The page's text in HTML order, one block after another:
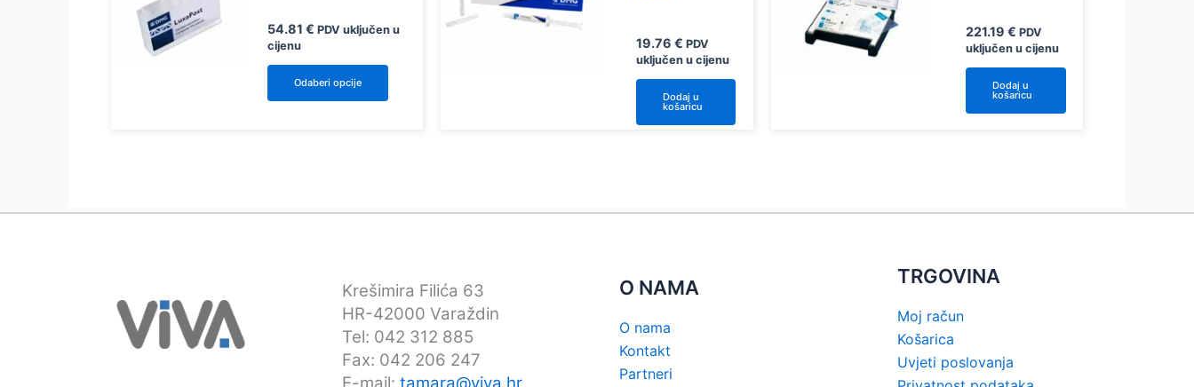
54.81 € PDV uključen u
cijenu
Odaberi opcije
Ovaj
se
stranici
proizvoda
19.76 € PDV
uključen u cijenu
Dodaj u
košaricu
221.19 € PDV
uključen u cijenu
Dodaj u
košaricu
Krešimira Filića 63
HR-42000 Varaždin
Tel: 042 312 885
Fax: 042 206 247
E-mail: tamara@viva.hr
O NAMA
O nama
Kontakt
Partneri
TRGOVINA
Moj račun
Košarica
Uvjeti poslovanja